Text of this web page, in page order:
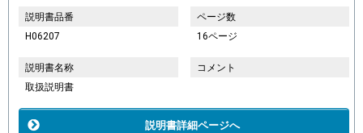
説明書品番
H06207
ページ数
16ページ
説明書名称
取扱説明書
コメント
説明書詳細ページへ